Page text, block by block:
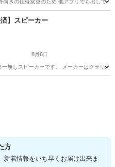
向きの仕様変更のため 他アプリでも出してる
チン家電 仕様変更
済】スピーカー
8月6日
無しスピーカーです。 メーカーはクラリオ
方
新着情報をいち早くお届け出来ま